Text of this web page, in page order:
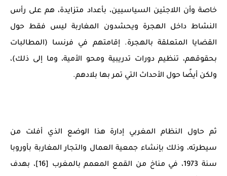
خاصة وأن اللاجئين السياسيين، بأعداد متزايدة، هم على رأس
النشاط داخل الهجرة ويحشدون المغاربة ليس فقط حول
القضايا المتعلقة بالهجرة. إقامتهم في فرنسا (المطالبات
بحقوقهم، تنظيم دورات تدريبية ومحو الأمية، وما إلى ذلك)،
ولكن أيضًا حول الأحداث التي تمر بها بلادهم.
ثم حاول النظام المغربي إدارة هذا الوضع الذي أفلت من
سيطرته، وذلك بإنشاء جمعية العمال والتجار المغاربة بأوروبا
سنة 1973، في مناخ من القمع المعمم بالمغرب [16]، بهدف